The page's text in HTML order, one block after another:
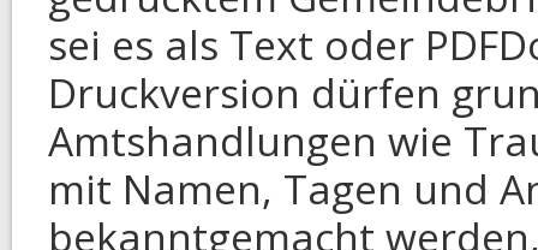
sei es als Text oder
Druckversion dürfen
Amtshandlungen wie
mit Namen, Tagen und
bekanntgemacht